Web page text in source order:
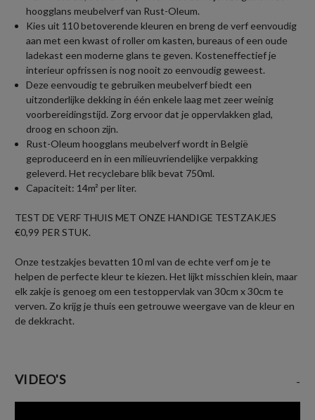
hoogglans meubelverf van Rust-Oleum.
Kies uit 110 betoverende kleuren en breng de verf eenvoudig
aan met een kwast of roller om kasten, bureaus of een oude
ladekast een moderne glans te geven. Kosteneffectief je
interieur opfrissen is nog nooit zo eenvoudig geweest.
Deze eenvoudig te gebruiken meubelverf biedt een
uitzonderlijke dekking in één enkele laag met zeer weinig
voorbereidingstijd. Zorg ervoor dat je oppervlakken glad,
droog en schoon zijn.
Rust-Oleum hoogglans meubelverf wordt in België
geproduceerd en in een milieuvriendelijke verpakking
geleverd. Het recyclebare blik bevat 750ml.
Capaciteit: 14m² per liter.
TEST DE VERF THUIS MET ONZE HANDIGE TESTZAKJES
€0,99 PER STUK.
Onze testzakjes bevatten 10 ml van de echte verf om je te
helpen de perfecte kleur te kiezen. Het lijkt misschien klein, maar
elk zakje is genoeg om een testoppervlak van 30cm x 30cm te
verven. Zo krijg je thuis een getrouwe weergave van de kleur en
de dekkracht.
VIDEO'S -